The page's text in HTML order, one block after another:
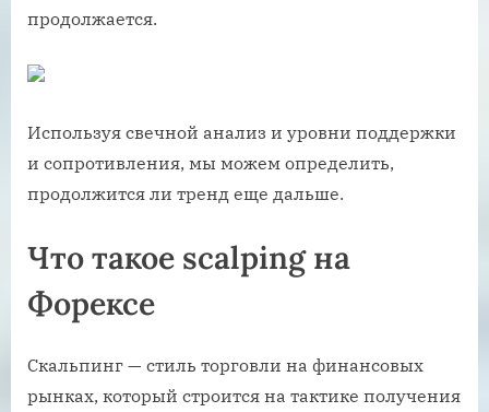
продолжается.
Используя свечной анализ и уровни поддержки
и сопротивления, мы можем определить,
продолжится ли тренд еще дальше.
Что такое scalping на
Форексе
Скальпинг — стиль торговли на финансовых
рынках, который строится на тактике получения